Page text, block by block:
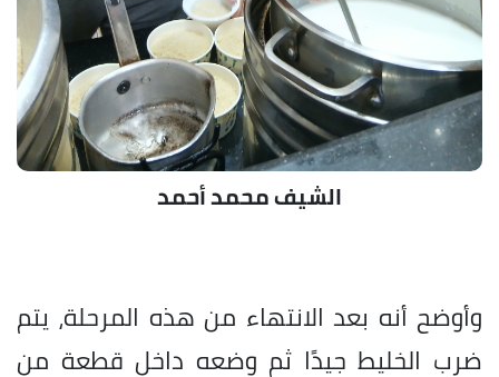
الشيف محمد أحمد
وأوضح أنه بعد الانتهاء من هذه المرحلة، يتم
ضرب الخليط جيدًا ثم وضعه داخل قطعة من